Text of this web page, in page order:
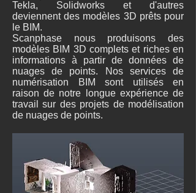
Tekla, Solidworks et d'autres
deviennent des modèles 3D prêts pour
le BIM.
Scanphase nous produisons des
modèles BIM 3D complets et riches en
informations à partir de données de
nuages de points. Nos services de
numérisation BIM sont utilisés en
raison de notre longue expérience de
travail sur des projets de modélisation
de nuages de points.